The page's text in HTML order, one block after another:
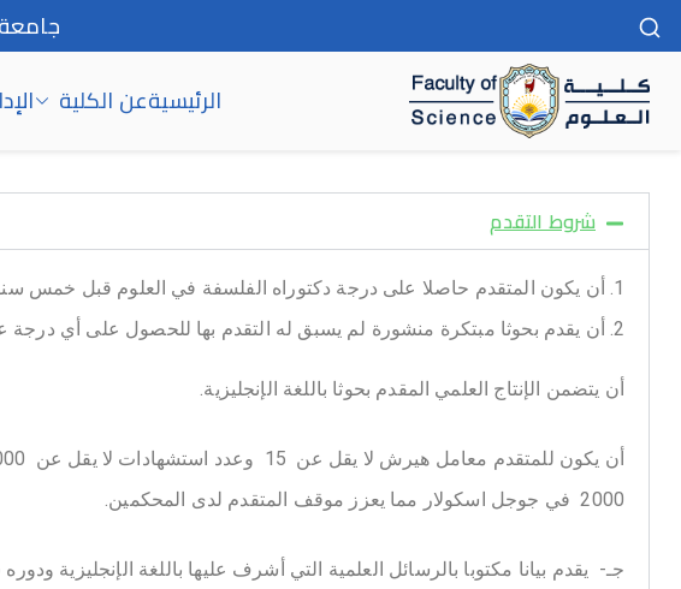
الرئيسيةعن الكلية
شروط التقدم
أن يكون المتقدم حاصلا على درجة دكتوراه الفلسفة في العلوم قبل خمس
أن يقدم بحوثا مبتكرة منشورة لم يسبق له التقدم بها للحصول على أي درجة
أن يتضمن الإنتاج العلمي المقدم بحوثا باللغة الإنجليزية.
2000 في جوجل اسكولار مما يعزز موقف المتقدم لدى المحكمين.
جـ- يقدم بيانا مكتوبا بالرسائل العلمية التي أشرف عليها باللغة الإنجليزية